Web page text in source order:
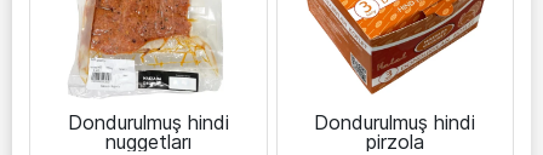
Dondurulmuş hindi
nuggetları
Dondurulmuş hindi
pirzola